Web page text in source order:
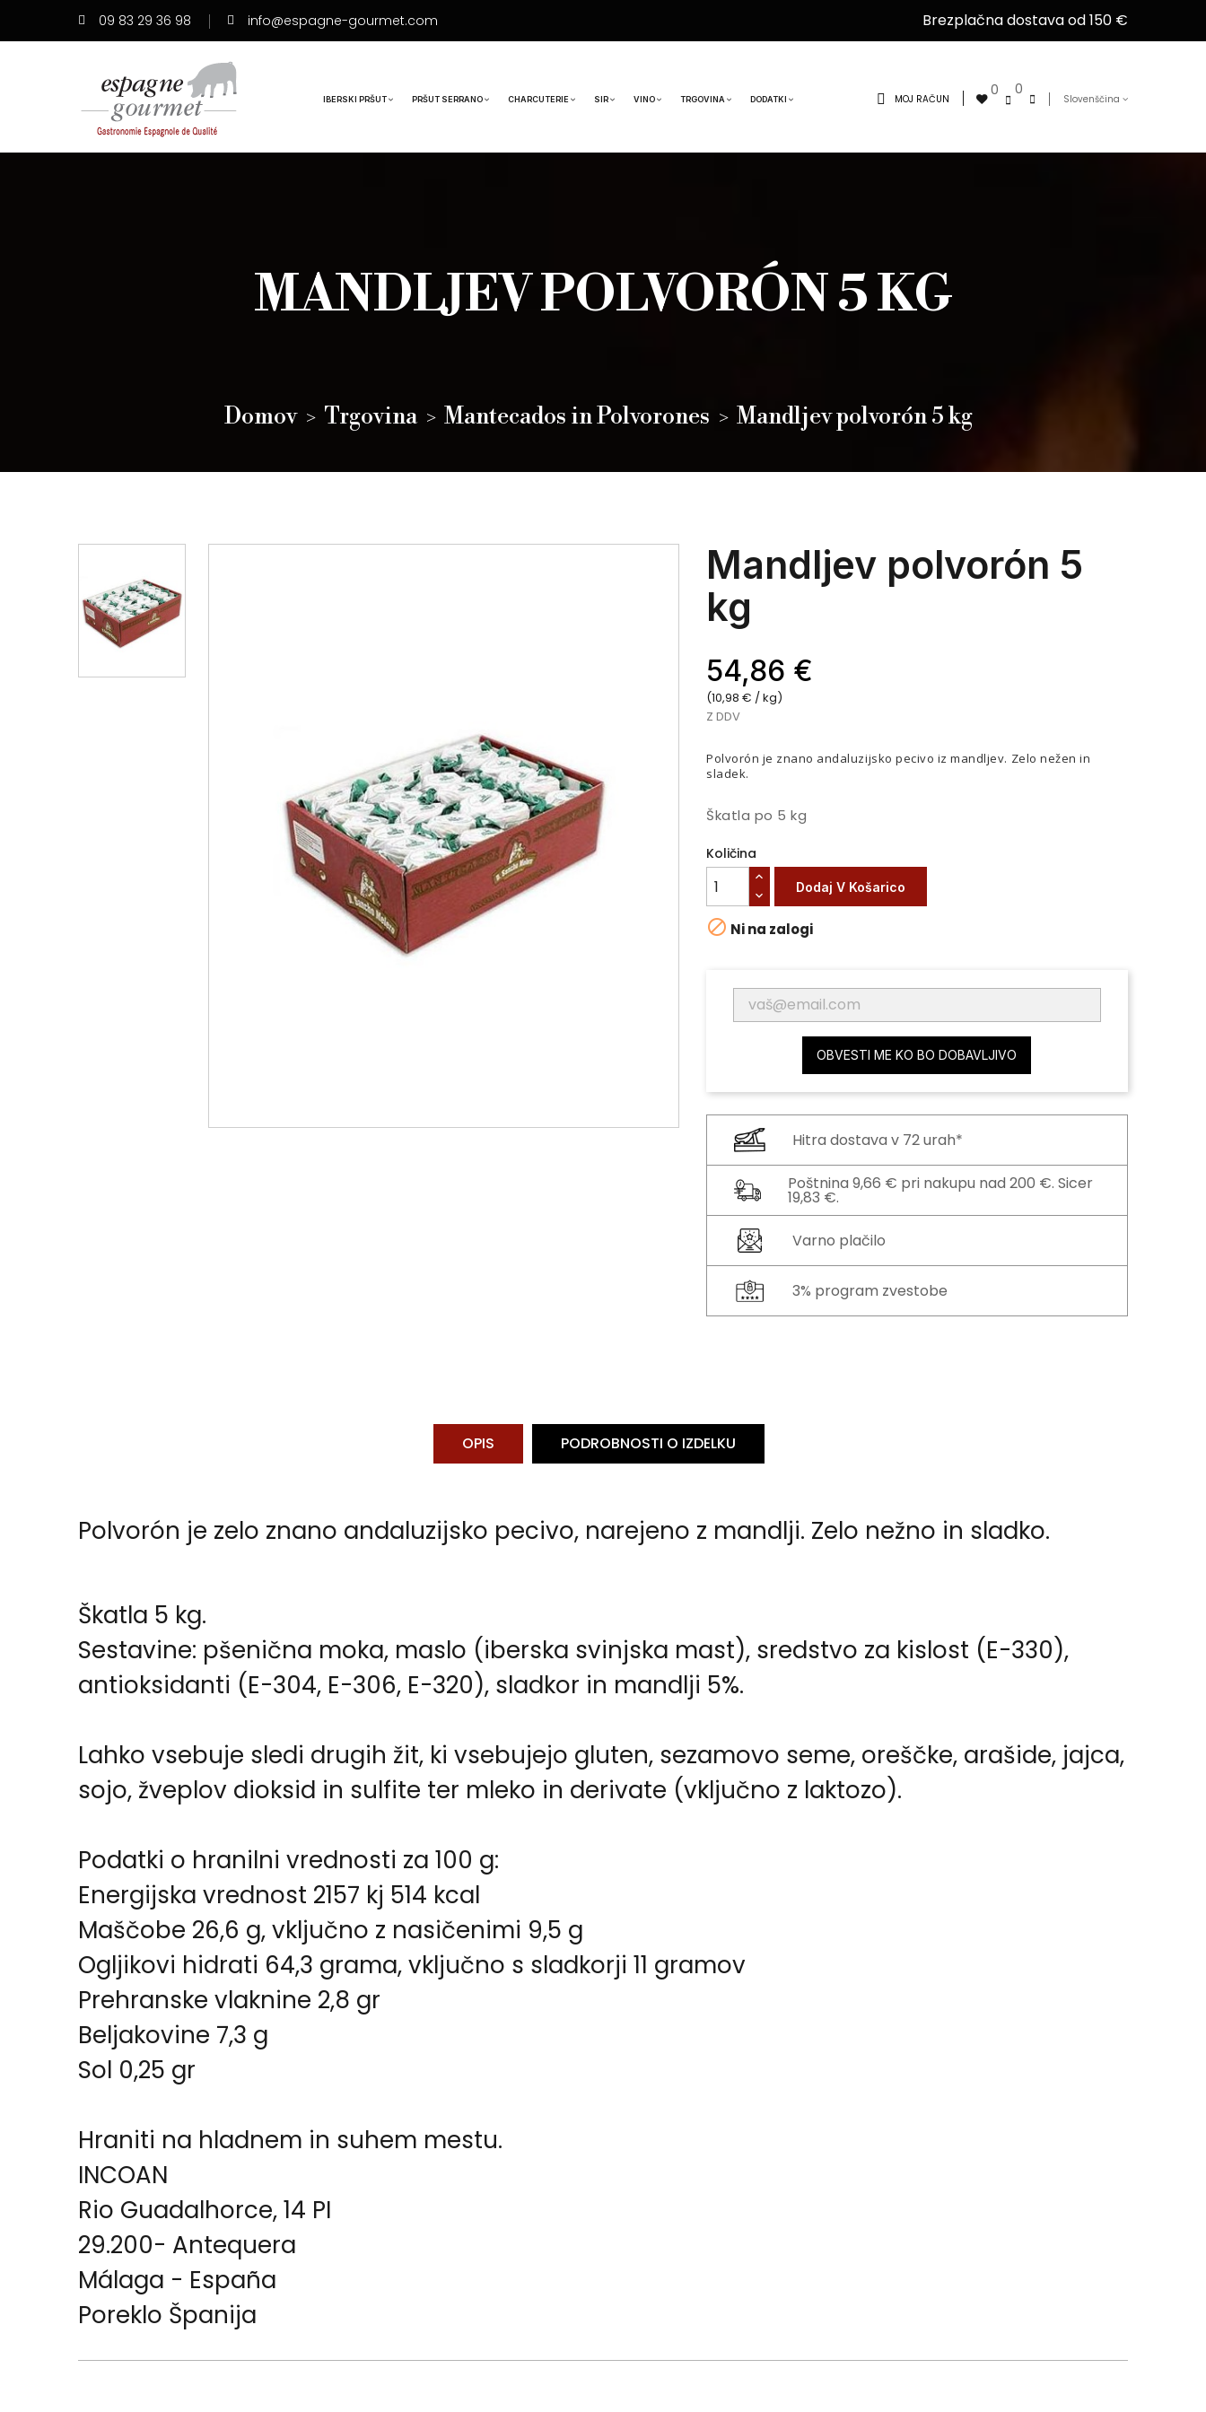
09 83 29 36 98 info@espagne-gourmet.com Brezplačna dostava od 150 €
IBERSKI PRŠUT PRŠUT SERRANO CHARCUTERIE SIR VINO TRGOVINA DODATKI Slovenščina
0
0
MOJ RAČUN
MANDLJEV POLVORÓN 5 KG
Domov Trgovina Mantecados in Polvorones Mandljev polvorón 5 kg
Mandljev polvorón 5
kg
54,86 €
(10,98 € / kg)
Z DDV
Polvorón je znano andaluzijsko pecivo iz mandljev. Zelo nežen in
sladek.
Škatla po 5 kg
Količina
Dodaj V Košarico
 Ni na zalogi
OBVESTI ME KO BO DOBAVLJIVO
Hitra dostava v 72 urah*
Poštnina 9,66 € pri nakupu nad 200 €. Sicer
19,83 €.
Varno plačilo
3% program zvestobe
OPIS PODROBNOSTI O IZDELKU
Polvorón je zelo znano andaluzijsko pecivo, narejeno z mandlji. Zelo nežno in sladko.
Škatla 5 kg.
Sestavine: pšenična moka, maslo (iberska svinjska mast), sredstvo za kislost (E-330),
antioksidanti (E-304, E-306, E-320), sladkor in mandlji 5%.
Lahko vsebuje sledi drugih žit, ki vsebujejo gluten, sezamovo seme, oreščke, arašide, jajca,
sojo, žveplov dioksid in sulfite ter mleko in derivate (vključno z laktozo).
Podatki o hranilni vrednosti za 100 g:
Energijska vrednost 2157 kj 514 kcal
Maščobe 26,6 g, vključno z nasičenimi 9,5 g
Ogljikovi hidrati 64,3 grama, vključno s sladkorji 11 gramov
Prehranske vlaknine 2,8 gr
Beljakovine 7,3 g
Sol 0,25 gr
Hraniti na hladnem in suhem mestu.
INCOAN
Rio Guadalhorce, 14 PI
29.200- Antequera
Málaga - España
Poreklo Španija